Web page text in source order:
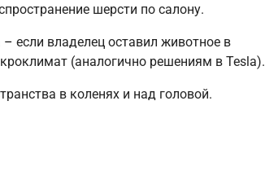
шерсти по салону.
– если владелец оставил животное в
(аналогично решениям в Tesla).
в коленях и над головой.